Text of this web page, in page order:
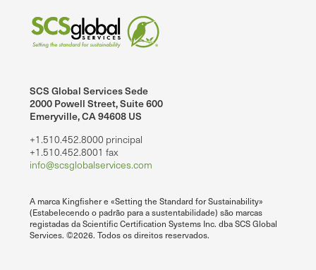
SCS Global Services Sede
2000 Powell Street, Suite 600
Emeryville, CA 94608 US
+1.510.452.8000 principal
+1.510.452.8001 fax
info@scsglobalservices.com
A marca Kingfisher e «Setting the Standard for Sustainability»
(Estabelecendo o padrão para a sustentabilidade) são marcas
registadas da Scientific Certification Systems Inc. dba SCS Global
Services. ©2026. Todos os direitos reservados.